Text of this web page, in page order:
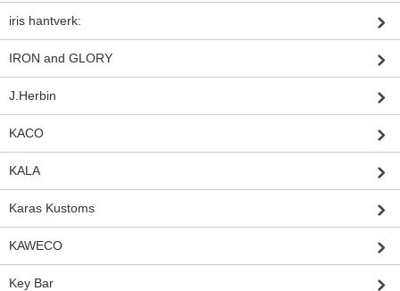
iris hantverk:
IRON and GLORY
J.Herbin
KACO
KALA
Karas Kustoms
KAWECO
Key Bar